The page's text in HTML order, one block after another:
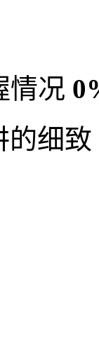
情况
的细致